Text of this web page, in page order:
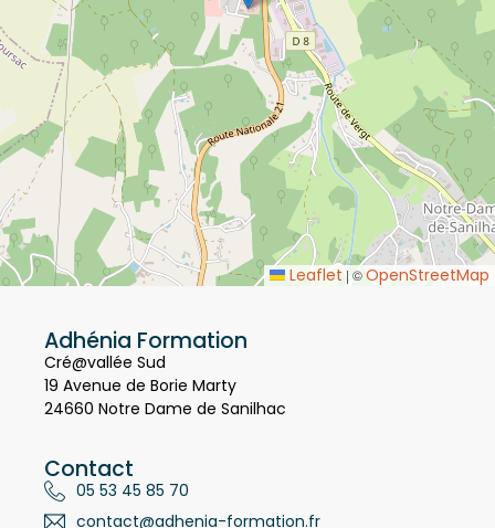
Adhénia Formation
Cré@vallée Sud
19 Avenue de Borie Marty
Contact
05 53 45 85 70